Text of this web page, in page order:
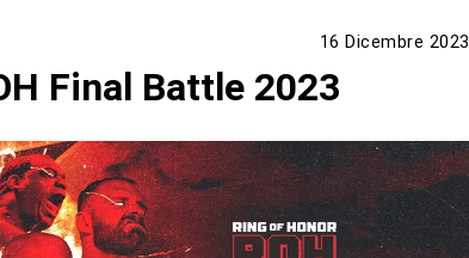
16 Dicembre 2023
Final Battle 2023